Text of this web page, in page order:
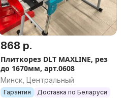
868 р.
Плиткорез DLT MAXLINE, рез
до 1670мм, арт.0608
Минск, Центральный
Гарантия Доставка по Беларуси